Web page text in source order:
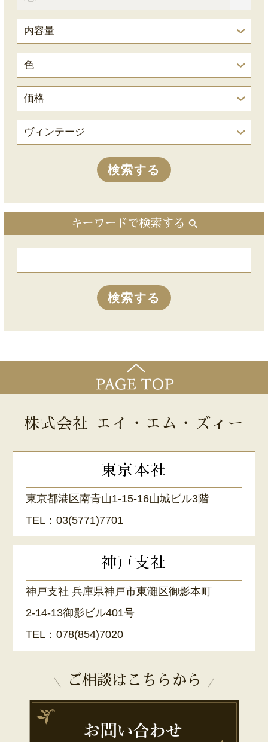
キーワードで検索する
株式会社 エイ・エム・ズィー
東京本社
東京都港区南青山1-15-16山城ビル3階
TEL：03(5771)7701
神戸支社
神戸支社 兵庫県神戸市東灘区御影本町
2-14-13御影ビル401号
TEL：078(854)7020
ご相談はこちらから